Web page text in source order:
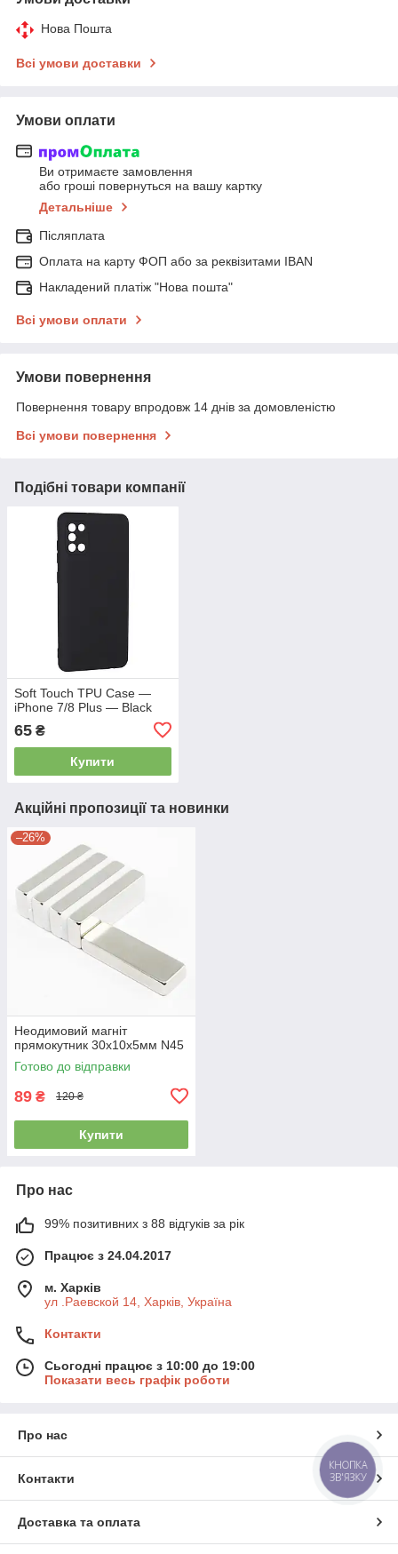
Нова Пошта
Всі умови доставки
Умови оплати
Ви отримаєте замовлення
або гроші повернуться на вашу картку
Детальніше
Післяплата
Оплата на карту ФОП або за реквізитами IBAN
Накладений платіж "Нова пошта"
Всі умови оплати
Умови повернення
Повернення товару впродовж 14 днів за домовленістю
Всі умови повернення
Подібні товари компанії
Soft Touch TPU Case —
iPhone 7/8 Plus — Black
65 ₴
Купити
Акційні пропозиції та новинки
–26%
Неодимовий магніт
прямокутник 30х10х5мм N45
Готово до відправки
89 ₴ 120 ₴
Купити
Про нас
99% позитивних з 88 відгуків за рік
Працює з 24.04.2017
м. Харків
ул .Раевской 14, Харків, Україна
Контакти
Сьогодні працює з 10:00 до 19:00
Показати весь графік роботи
Про нас
Контакти
Доставка та оплата
КНОПКА
ЗВ'ЯЗКУ